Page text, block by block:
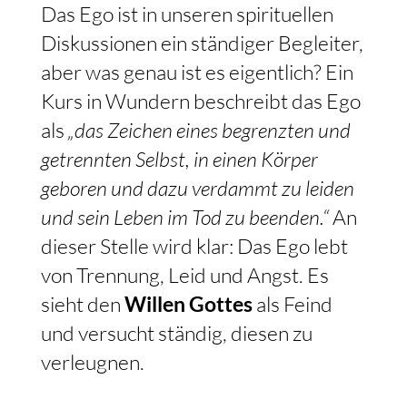
Das Ego ist in unseren spirituellen
Diskussionen ein ständiger Begleiter,
aber was genau ist es eigentlich? Ein
Kurs in Wundern beschreibt das Ego
als„das Zeichen eines begrenzten und
getrennten Selbst, in einen Körper
geboren und dazu verdammt zu leiden
und sein Leben im Tod zu beenden.“An
dieser Stelle wird klar: Das Ego lebt
von Trennung, Leid und Angst. Es
sieht denWillen Gottesals Feind
und versucht ständig, diesen zu
verleugnen.